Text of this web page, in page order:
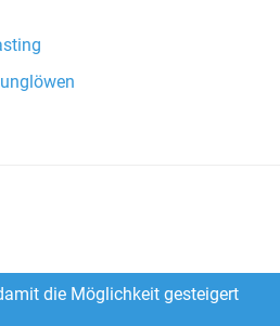
die Möglichkeit gesteigert